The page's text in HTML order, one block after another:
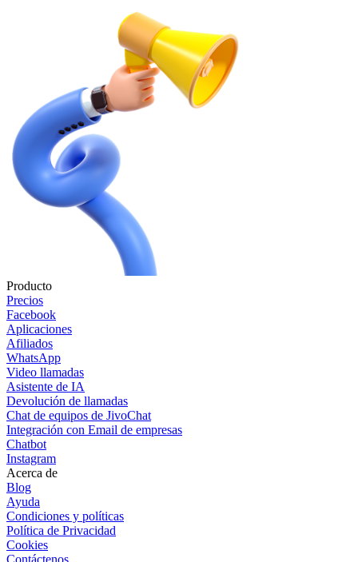
Producto
Precios
Facebook
Aplicaciones
Afiliados
WhatsApp
Video llamadas
Asistente de IA
Devolución de llamadas
Chat de equipos de JivoChat
Integración con Email de empresas
Chatbot
Instagram
Acerca de
Blog
Ayuda
Condiciones y políticas
Política de Privacidad
Cookies
Contáctenos